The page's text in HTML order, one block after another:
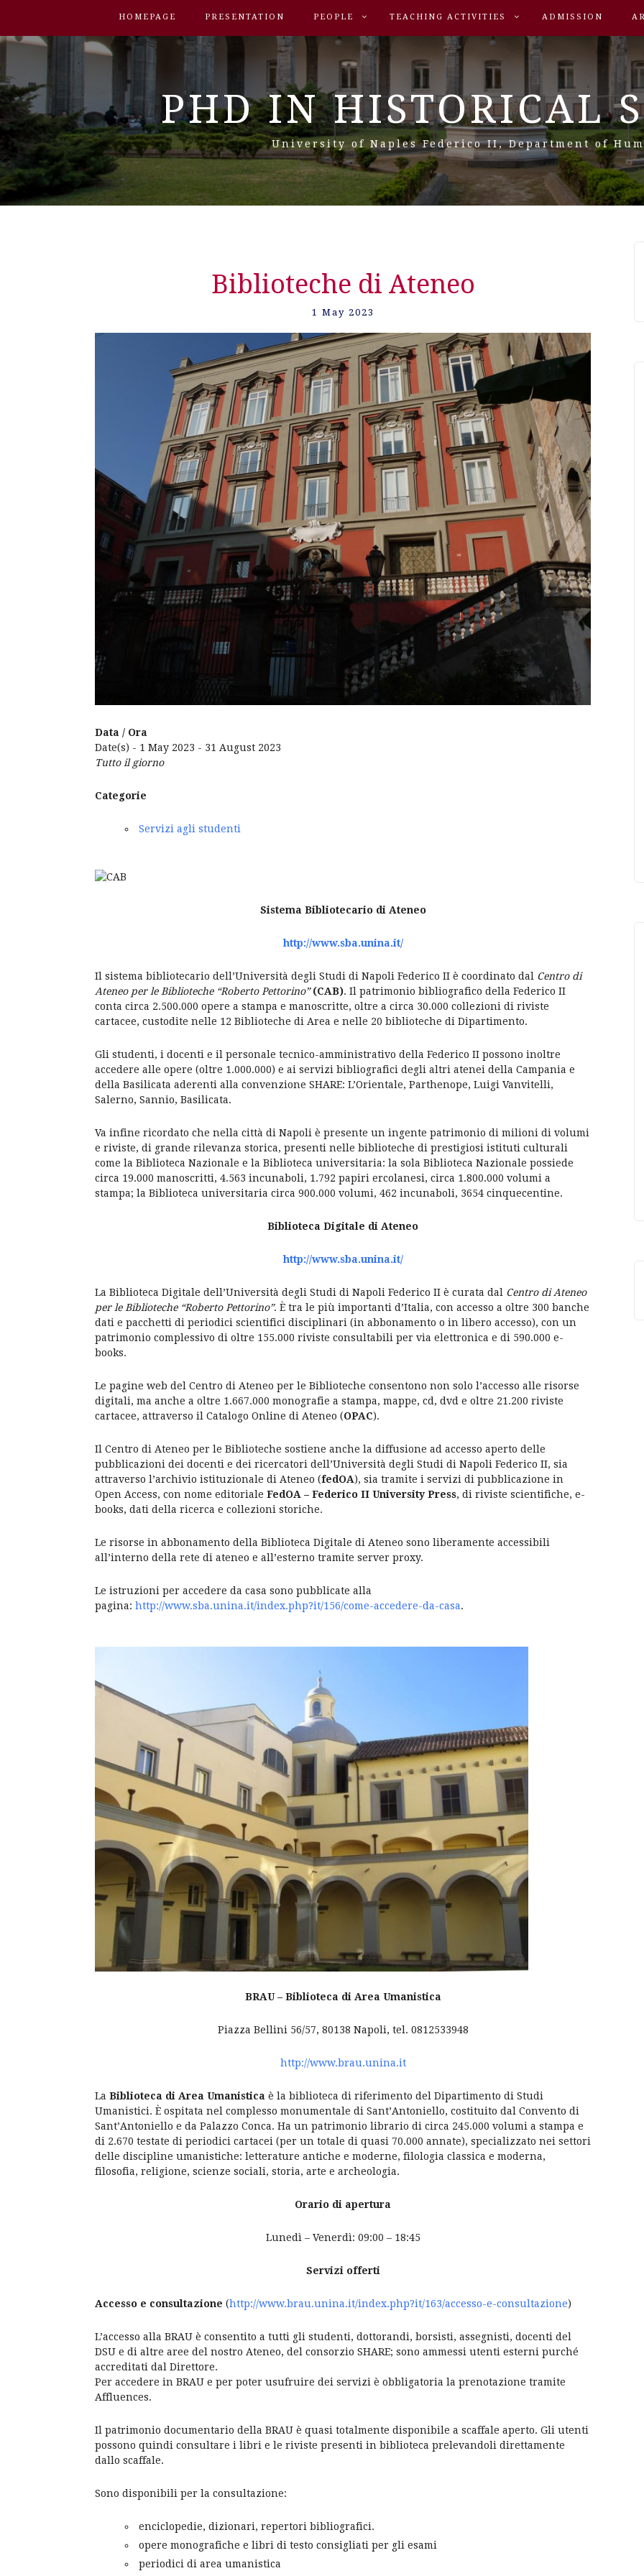
HOMEPAGE PRESENTATION PEOPLE TEACHING ACTIVITIES ADMISSION
PHD IN HISTORICAL
University of Naples Federico II, Department of
Biblioteche di Ateneo
1 May 2023
Data / Ora
Date(s) - 1 May 2023 - 31 August 2023
Tutto il giorno
Categorie
Servizi agli studenti
Sistema Bibliotecario di Ateneo
http://www.sba.unina.it/
Il sistema bibliotecario dell’Università degli Studi di Napoli Federico II è coordinato dal Centro di
Ateneo per le Biblioteche “Roberto Pettorino”(CAB). Il patrimonio bibliografico della Federico II
conta circa 2.500.000 opere a stampa e manoscritte, oltre a circa 30.000 collezioni di riviste
cartacee, custodite nelle 12 Biblioteche di Area e nelle 20 biblioteche di Dipartimento.
Gli studenti, i docenti e il personale tecnico-amministrativo della Federico II possono inoltre
accedere alle opere (oltre 1.000.000) e ai servizi bibliografici degli altri atenei della Campania e
della Basilicata aderenti alla convenzione SHARE: L’Orientale, Parthenope, Luigi Vanvitelli,
Salerno, Sannio, Basilicata.
Va infine ricordato che nella città di Napoli è presente un ingente patrimonio di milioni di volumi
e riviste, di grande rilevanza storica, presenti nelle biblioteche di prestigiosi istituti culturali
come la Biblioteca Nazionale e la Biblioteca universitaria: la sola Biblioteca Nazionale possiede
circa 19.000 manoscritti, 4.563 incunaboli, 1.792 papiri ercolanesi, circa 1.800.000 volumi a
stampa; la Biblioteca universitaria circa 900.000 volumi, 462 incunaboli, 3654 cinquecentine.
Biblioteca Digitale di Ateneo
http://www.sba.unina.it/
La Biblioteca Digitale dell’Università degli Studi di Napoli Federico II è curata dal Centro di Ateneo
per le Biblioteche “Roberto Pettorino”. È tra le più importanti d’Italia, con accesso a oltre 300 banche
dati e pacchetti di periodici scientifici disciplinari (in abbonamento o in libero accesso), con un
patrimonio complessivo di oltre 155.000 riviste consultabili per via elettronica e di 590.000 e-
books.
Le pagine web del Centro di Ateneo per le Biblioteche consentono non solo l’accesso alle risorse
digitali, ma anche a oltre 1.667.000 monografie a stampa, mappe, cd, dvd e oltre 21.200 riviste
cartacee, attraverso il Catalogo Online di Ateneo (OPAC).
Il Centro di Ateneo per le Biblioteche sostiene anche la diffusione ad accesso aperto delle
pubblicazioni dei docenti e dei ricercatori dell’Università degli Studi di Napoli Federico II, sia
attraverso l’archivio istituzionale di Ateneo (fedOA), sia tramite i servizi di pubblicazione in
Open Access, con nome editoriale FedOA – Federico II University Press, di riviste scientifiche, e-
books, dati della ricerca e collezioni storiche.
Le risorse in abbonamento della Biblioteca Digitale di Ateneo sono liberamente accessibili
all’interno della rete di ateneo e all’esterno tramite server proxy.
Le istruzioni per accedere da casa sono pubblicate alla
pagina: http://www.sba.unina.it/index.php?it/156/come-accedere-da-casa.
BRAU – Biblioteca di Area Umanistica
Piazza Bellini 56/57, 80138 Napoli, tel. 0812533948
http://www.brau.unina.it
La Biblioteca di Area Umanistica è la biblioteca di riferimento del Dipartimento di Studi
Umanistici. È ospitata nel complesso monumentale di Sant’Antoniello, costituito dal Convento di
Sant’Antoniello e da Palazzo Conca. Ha un patrimonio librario di circa 245.000 volumi a stampa e
di 2.670 testate di periodici cartacei (per un totale di quasi 70.000 annate), specializzato nei settori
delle discipline umanistiche: letterature antiche e moderne, filologia classica e moderna,
filosofia, religione, scienze sociali, storia, arte e archeologia.
Orario di apertura
Lunedì – Venerdì: 09:00 – 18:45
Servizi offerti
Accesso e consultazione (http://www.brau.unina.it/index.php?it/163/accesso-e-consultazione)
L’accesso alla BRAU è consentito a tutti gli studenti, dottorandi, borsisti, assegnisti, docenti del
DSU e di altre aree del nostro Ateneo, del consorzio SHARE; sono ammessi utenti esterni purché
accreditati dal Direttore.
Per accedere in BRAU e per poter usufruire dei servizi è obbligatoria la prenotazione tramite
Affluences.
Il patrimonio documentario della BRAU è quasi totalmente disponibile a scaffale aperto. Gli utenti
possono quindi consultare i libri e le riviste presenti in biblioteca prelevandoli direttamente
dallo scaffale.
Sono disponibili per la consultazione:
enciclopedie, dizionari, repertori bibliografici.
opere monografiche e libri di testo consigliati per gli esami
periodici di area umanistica